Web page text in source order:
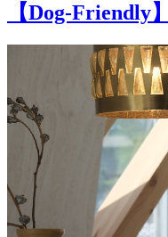
【Dog-Friendly